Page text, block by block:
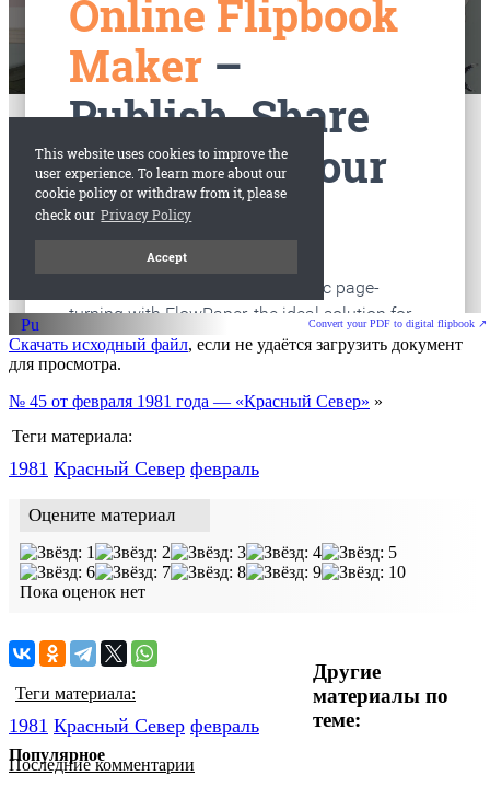
старые газеты
Convert your PDF to digital flipbook ↗
Скачать исходный файл, если не удаётся загрузить документ
для просмотра.
№ 45 от февраля 1981 года — «Красный Север» »
Теги материала:
1981 Красный Cевер февраль
Оцените материал
Пока оценок нет
Другие
материалы по
теме:
Теги материала:
1981 Красный Cевер февраль
Последние комментарии
Популярное